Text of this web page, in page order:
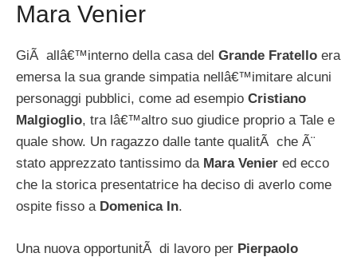
Mara Venier
GiÃ allâ€™interno della casa del Grande Fratello era
emersa la sua grande simpatia nellâ€™imitare alcuni
personaggi pubblici, come ad esempio Cristiano
Malgioglio, tra lâ€™altro suo giudice proprio a Tale e
quale show. Un ragazzo dalle tante qualitÃ che Ã¨
stato apprezzato tantissimo da Mara Venier ed ecco
che la storica presentatrice ha deciso di averlo come
ospite fisso a Domenica In.
Una nuova opportunitÃ di lavoro per Pierpaolo